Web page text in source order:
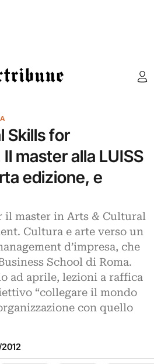
Skills for
master alla LUISS
edizione, e
il master in Arts & Cultural
Cultura e arte verso un
d’impresa, che
School di Roma.
ad aprile, lezioni a raffica
“collegare il mondo
con quello